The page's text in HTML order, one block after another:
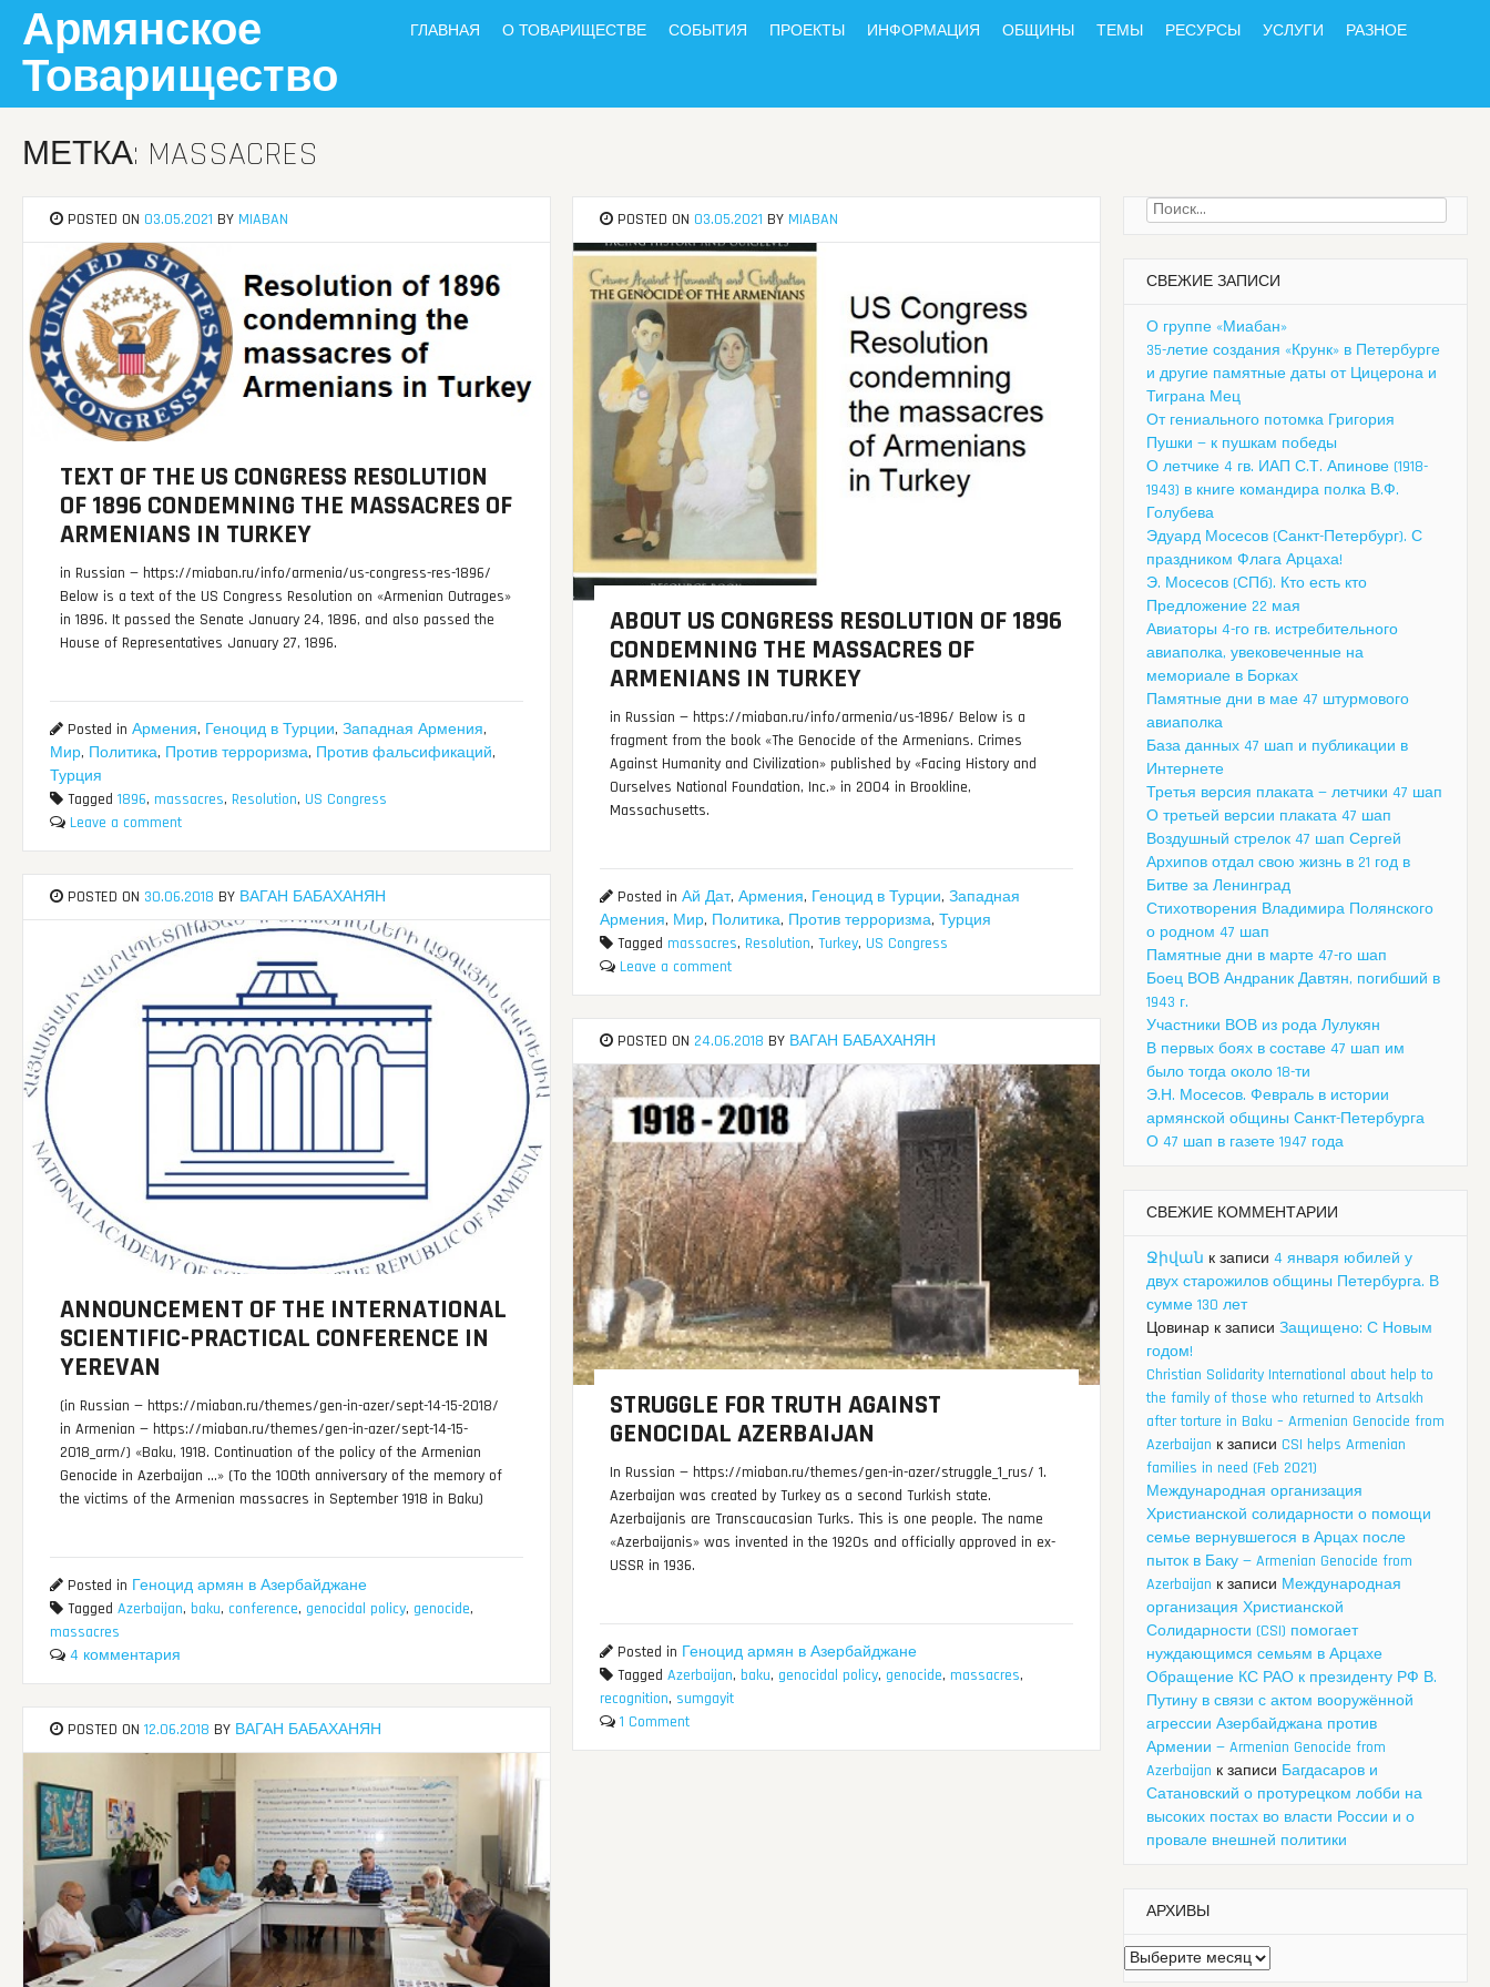
content
Армянское
Товарищество
ГЛАВНАЯ О ТОВАРИЩЕСТВЕ СОБЫТИЯ ПРОЕКТЫ ИНФОРМАЦИЯ ОБЩИНЫ ТЕМЫ РЕСУРСЫ УСЛУГИ РАЗНОЕ
МЕТКА: MASSACRES
POSTED ON 03.05.2021 BY MIABAN
TEXT OF THE US CONGRESS RESOLUTION
OF 1896 CONDEMNING THE MASSACRES OF
ARMENIANS IN TURKEY
in Russian — https://miaban.ru/info/armenia/us-congress-res-1896/
Below is a text of the US Congress Resolution on «Armenian Outrages»
in 1896. It passed the Senate January 24, 1896, and also passed the
House of Representatives January 27, 1896.
Posted in Армения, Геноцид в Турции, Западная Армения,
Мир, Политика, Против терроризма, Против фальсификаций,
Турция
Tagged 1896, massacres, Resolution, US Congress
Leave a comment
POSTED ON 03.05.2021 BY MIABAN
ABOUT US CONGRESS RESOLUTION OF 1896
CONDEMNING THE MASSACRES OF
ARMENIANS IN TURKEY
in Russian — https://miaban.ru/info/armenia/us-1896/ Below is a
fragment from the book «The Genocide of the Armenians. Crimes
Against Humanity and Civilization» published by «Facing History and
Ourselves National Foundation, Inc.» in 2004 in Brookline,
Massachusetts.
Posted in Ай Дат, Армения, Геноцид в Турции, Западная
Армения, Мир, Политика, Против терроризма, Турция
Tagged massacres, Resolution, Turkey, US Congress
Leave a comment
POSTED ON 30.06.2018 BY ВАГАН БАБАХАНЯН
ANNOUNCEMENT OF THE INTERNATIONAL
SCIENTIFIC-PRACTICAL CONFERENCE IN
YEREVAN
(in Russian — https://miaban.ru/themes/gen-in-azer/sept-14-15-2018/
in Armenian — https://miaban.ru/themes/gen-in-azer/sept-14-15-
2018_arm/) «Baku, 1918. Continuation of the policy of the Armenian
Genocide in Azerbaijan …» (To the 100th anniversary of the memory of
the victims of the Armenian massacres in September 1918 in Baku)
Posted in Геноцид армян в Азербайджане
Tagged Azerbaijan, baku, conference, genocidal policy, genocide,
massacres
4 комментария
POSTED ON 24.06.2018 BY ВАГАН БАБАХАНЯН
STRUGGLE FOR TRUTH AGAINST
GENOCIDAL AZERBAIJAN
In Russian — https://miaban.ru/themes/gen-in-azer/struggle_1_rus/ 1.
Azerbaijan was created by Turkey as a second Turkish state.
Azerbaijanis are Transcaucasian Turks. This is one people. The name
«Azerbaijanis» was invented in the 1920s and officially approved in ex-
USSR in 1936.
Posted in Геноцид армян в Азербайджане
Tagged Azerbaijan, baku, genocidal policy, genocide, massacres,
recognition, sumgayit
1 Comment
POSTED ON 12.06.2018 BY ВАГАН БАБАХАНЯН
Найти:
СВЕЖИЕ ЗАПИСИ
О группе «Миабан»
35-летие создания «Крунк» в Петербурге
и другие памятные даты от Цицерона и
Тиграна Мец
От гениального потомка Григория
Пушки — к пушкам победы
О летчике 4 гв. ИАП С.Т. Апинове (1918-
1943) в книге командира полка В.Ф.
Голубева
Эдуард Мосесов (Санкт-Петербург). С
праздником Флага Арцаха!
Э. Мосесов (СПб). Кто есть кто
Предложение 22 мая
Авиаторы 4-го гв. истребительного
авиаполка, увековеченные на
мемориале в Борках
Памятные дни в мае 47 штурмового
авиаполка
База данных 47 шап и публикации в
Интернете
Третья версия плаката — летчики 47 шап
О третьей версии плаката 47 шап
Воздушный стрелок 47 шап Сергей
Архипов отдал свою жизнь в 21 год в
Битве за Ленинград
Стихотворения Владимира Полянского
о родном 47 шап
Памятные дни в марте 47-го шап
Боец ВОВ Андраник Давтян, погибший в
1943 г.
Участники ВОВ из рода Лулукян
В первых боях в составе 47 шап им
было тогда около 18-ти
Э.Н. Мосесов. Февраль в истории
армянской общины Санкт-Петербурга
О 47 шап в газете 1947 года
СВЕЖИЕ КОММЕНТАРИИ
Ջիվան к записи 4 января юбилей у
двух старожилов общины Петербурга. В
сумме 130 лет
Цовинар к записи Защищено: С Новым
годом!
Christian Solidarity International about help to
the family of those who returned to Artsakh
after torture in Baku – Armenian Genocide from
Azerbaijan к записи CSI helps Armenian
families in need (Feb 2021)
Международная организация
Христианской солидарности о помощи
семье вернувшегося в Арцах после
пыток в Баку — Armenian Genocide from
Azerbaijan к записи Международная
организация Христианской
Солидарности (CSI) помогает
нуждающимся семьям в Арцахе
Обращение КС РАО к президенту РФ В.
Путину в связи с актом вооружённой
агрессии Азербайджана против
Армении — Armenian Genocide from
Azerbaijan к записи Багдасаров и
Сатановский о протурецком лобби на
высоких постах во власти России и о
провале внешней политики
АРХИВЫ
Архивы